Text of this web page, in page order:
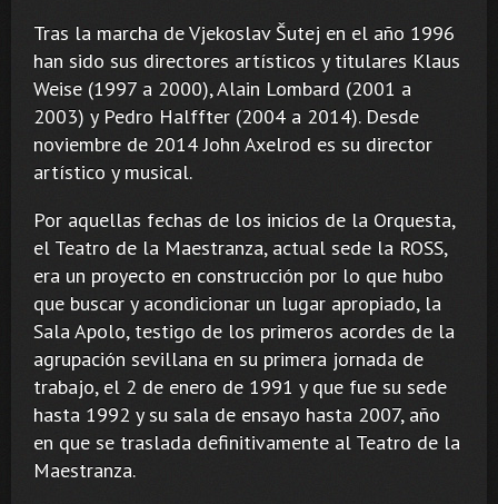
Tras la marcha de Vjekoslav Šutej en el año 1996
han sido sus directores artísticos y titulares Klaus
Weise (1997 a 2000), Alain Lombard (2001 a
2003) y Pedro Halffter (2004 a 2014). Desde
noviembre de 2014 John Axelrod es su director
artístico y musical.
Por aquellas fechas de los inicios de la Orquesta,
el Teatro de la Maestranza, actual sede la ROSS,
era un proyecto en construcción por lo que hubo
que buscar y acondicionar un lugar apropiado, la
Sala Apolo, testigo de los primeros acordes de la
agrupación sevillana en su primera jornada de
trabajo, el 2 de enero de 1991 y que fue su sede
hasta 1992 y su sala de ensayo hasta 2007, año
en que se traslada definitivamente al Teatro de la
Maestranza.